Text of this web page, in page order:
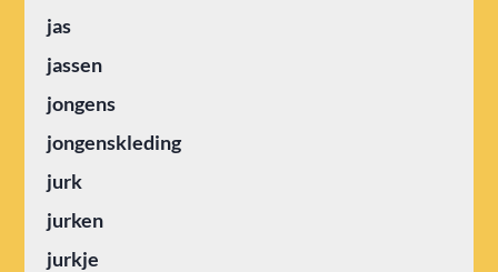
jas
jassen
jongens
jongenskleding
jurk
jurken
jurkje